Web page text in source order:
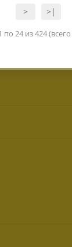
> >|
по 24 из 424